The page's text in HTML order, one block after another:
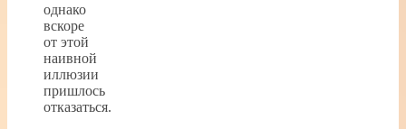
однако
вскоре
от этой
наивной
иллюзии
пришлось
отказаться.